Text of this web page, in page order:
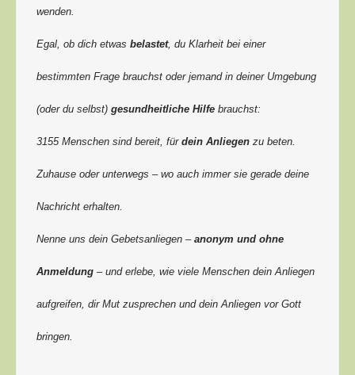
wenden.
Egal, ob dich etwas belastet, du Klarheit bei einer
bestimmten Frage brauchst oder jemand in deiner Umgebung
(oder du selbst) gesundheitliche Hilfe brauchst:
3155 Menschen sind bereit, für dein Anliegen zu beten.
Zuhause oder unterwegs – wo auch immer sie gerade deine
Nachricht erhalten.
Nenne uns dein Gebetsanliegen – anonym und ohne
Anmeldung – und erlebe, wie viele Menschen dein Anliegen
aufgreifen, dir Mut zusprechen und dein Anliegen vor Gott
bringen.